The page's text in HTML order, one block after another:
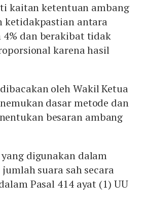
kaitan ketentuan ambang
ketidakpastian antara
dan berakibat tidak
karena hasil
oleh Wakil Ketua
dasar metode dan
besaran ambang
digunakan dalam
suara sah secara
Pasal 414 ayat (1) UU